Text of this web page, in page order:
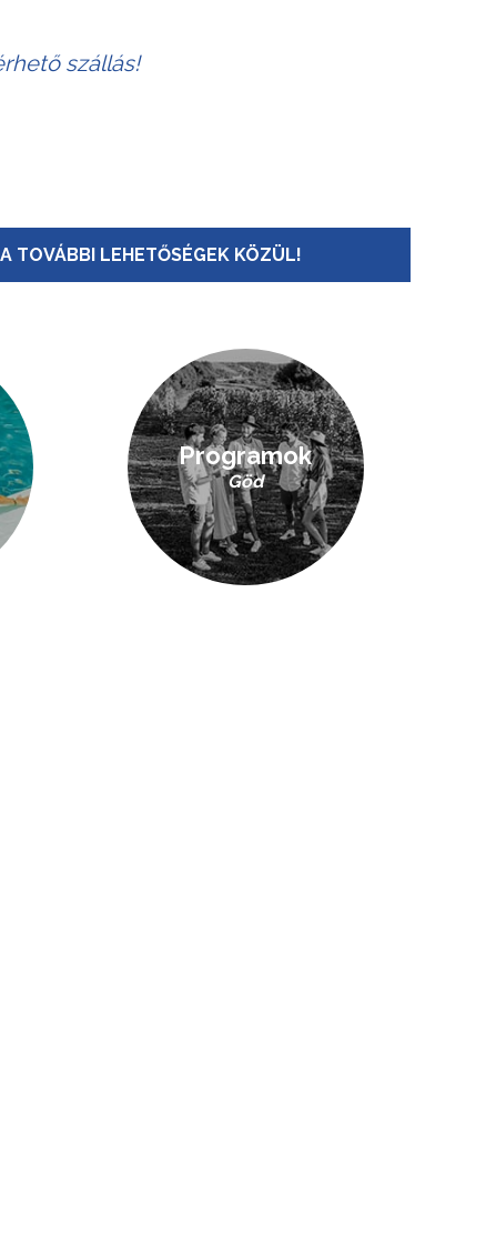
szállás!
TOVÁBBI LEHETŐSÉGEK KÖZÜL!
Programok
Göd